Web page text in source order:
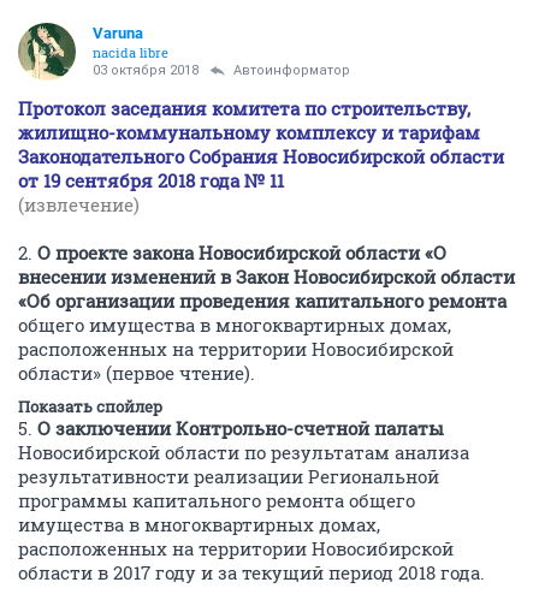
Varuna
nacida libre
03 октября 2018 Автоинформатор
Протокол заседания комитета по строительству,
жилищно-коммунальному комплексу и тарифам
Законодательного Собрания Новосибирской области
от 19 сентября 2018 года № 11
(извлечение)
2. О проекте закона Новосибирской области «О
внесении изменений в Закон Новосибирской области
«Об организации проведения капитального ремонта
общего имущества в многоквартирных домах,
расположенных на территории Новосибирской
области» (первое чтение).
Показать спойлер
5. О заключении Контрольно-счетной палаты
Новосибирской области по результатам анализа
результативности реализации Региональной
программы капитального ремонта общего
имущества в многоквартирных домах,
расположенных на территории Новосибирской
области в 2017 году и за текущий период 2018 года.